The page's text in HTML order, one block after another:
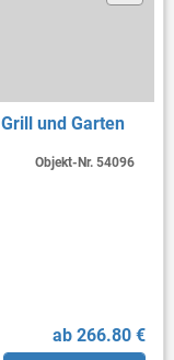
und Garten
ab 266.80 €
Objekt-Nr.54096